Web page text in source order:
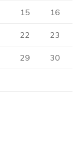
15 16
22 23
29 30